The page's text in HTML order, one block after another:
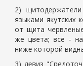
2)
языками якутских
от щита
же цвета; все -
ниже которой
3) девиз